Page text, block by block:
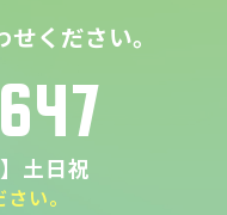
ください。
土日祝
い。